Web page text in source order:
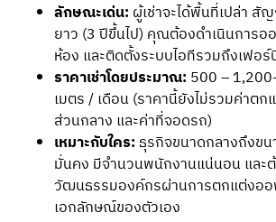
ลักษณะเด่น: ผู้เช่าจะได้พื้นที่เปล่า สั
ยาว (3 ปีขึ้นไป) คุณต้องดำเนินการ
ห้อง และติดตั้งระบบไอทีรวมถึงเฟอร์
ราคาเช่าโดยประมาณ: 500 –
เมตร / เดือน (ราคานี้ยังไม่รวมค่าตก
ส่วนกลาง และค่าที่จอดรถ)
เหมาะกับใคร: ธุรกิจขนาดกลางถึงข
มั่นคง มีจำนวนพนักงานแน่นอน และ
วัฒนธรรมองค์กรผ่านการตกแต่งอ
เอกลักษณ์ของตัวเอง